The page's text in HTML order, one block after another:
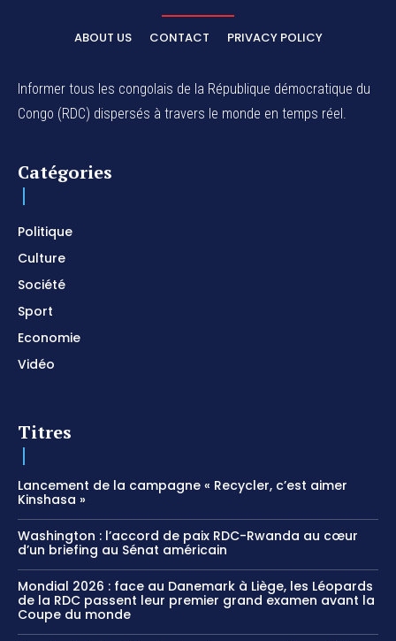
ABOUT US CONTACT PRIVACY POLICY
Informer tous les congolais de la République démocratique du
Congo (RDC) dispersés à travers le monde en temps réel.
Catégories
Politique
Culture
Société
Sport
Economie
Vidéo
Titres
Lancement de la campagne « Recycler, c’est aimer
Kinshasa »
Washington : l’accord de paix RDC-Rwanda au cœur
d’un briefing au Sénat américain
Mondial 2026 : face au Danemark à Liège, les Léopards
de la RDC passent leur premier grand examen avant la
Coupe du monde